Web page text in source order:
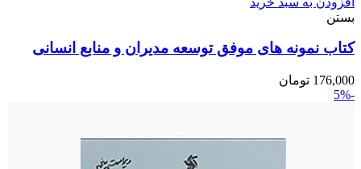
بستن
کتاب نمونه های موفق توسعه مدیران و منابع انسانی
176,000 تومان
-5%